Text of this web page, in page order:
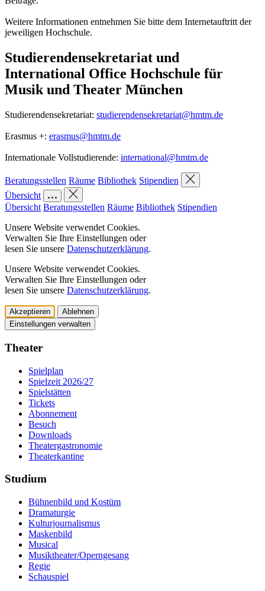
Weitere Informationen entnehmen Sie bitte dem Internetauftritt der
jeweiligen Hochschule.
Studierendensekretariat und
International Office Hochschule für
Musik und Theater München
Studierendensekretariat: studierendensekretariat@­hmtm.de
Erasmus +: erasmus@­hmtm.de
Internationale Vollstudierende: international@­hmtm.de
Beratungsstellen Räume Bibliothek Stipendien
Übersicht
Übersicht Beratungsstellen Räume Bibliothek Stipendien
Unsere Website verwendet Cookies.
Verwalten Sie Ihre Einstellungen oder
lesen Sie unsere Datenschutzerklärung.
Unsere Website verwendet Cookies.
Verwalten Sie Ihre Einstellungen oder
lesen Sie unsere Datenschutzerklärung.
Akzeptieren
Ablehnen
Einstellungen verwalten
Theater
Spielplan
Spielzeit 2026/27
Spielstätten
Tickets
Abonnement
Besuch
Downloads
Theatergastronomie
Theaterkantine
Studium
Bühnenbild und Kostüm
Dramaturgie
Kulturjournalismus
Maskenbild
Musical
Musiktheater/­Operngesang
Regie
Schauspiel